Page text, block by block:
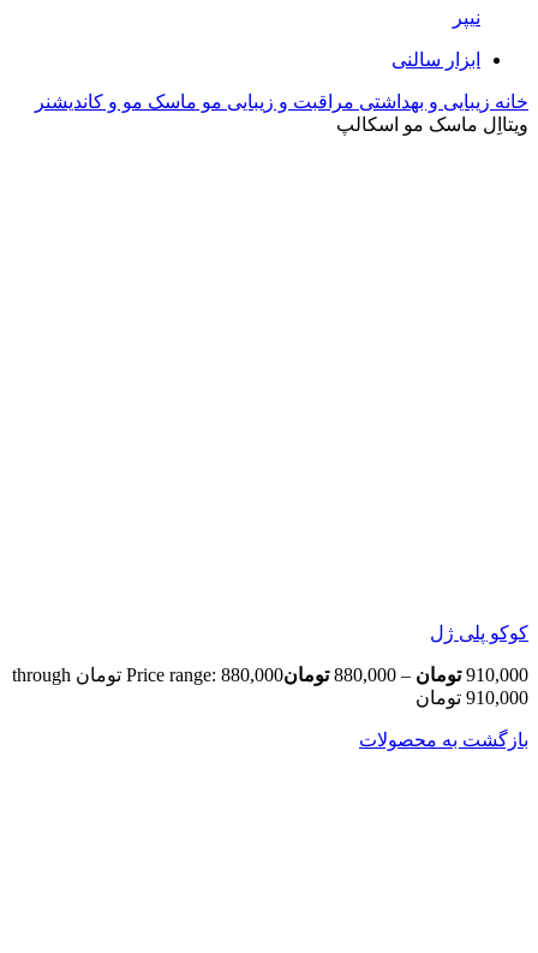
نیپر
ابزار سالنی
خانه زیبایی و بهداشتی مراقبت و زیبایی مو ماسک مو و کاندیشنر
ویتااِل ماسک مو اسکالپ
کوکو پلی ژل
910,000 تومان –
880,000 تومان
Price range: 880,000 تومان through
910,000 تومان
بازگشت به محصولات